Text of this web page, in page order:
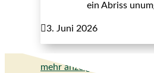
ein Abriss
3. Juni 2026
mehr anzeigen